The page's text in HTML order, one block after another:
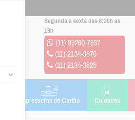
Segunda a sexta das 8:30h as
18h
(11) 99260-7937
(11) 2134-3870
(11) 2134-3829
Impressoras de Cartão Coletores